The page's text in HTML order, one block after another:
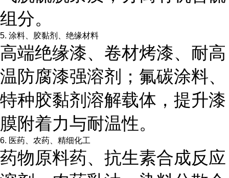
组分。
5. 涂料、胶黏剂、绝缘材料
高端绝缘漆、卷材烤漆、耐高
温防腐漆强溶剂；氟碳涂料、
特种胶黏剂溶解载体，提升漆
膜附着力与耐温性。
6. 医药、农药、精细化工
药物原料药、抗生素合成反应